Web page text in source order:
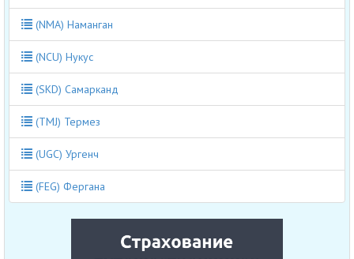
(NMA) Наманган
(NCU) Нукус
(SKD) Самарканд
(TMJ) Термез
(UGC) Ургенч
(FEG) Фергана